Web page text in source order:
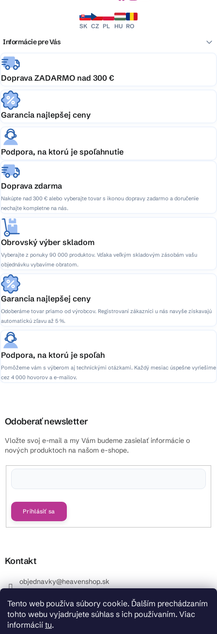
Tento web používa súbory cookie. Ďalším prechádzaním
tohto webu vyjadrujete súhlas s ich používaním. Viac
informácií tu.
SK CZ PL HU RO
Informácie pre Vás
Doprava ZADARMO nad 300 €
Garancia najlepšej ceny
Podpora, na ktorú je spoľahnutie
Doprava zdarma
Nakúpte nad 300 € alebo vyberajte tovar s ikonou dopravy zadarmo a doručenie
nechajte kompletne na nás.
Obrovský výber skladom
Vyberajte z ponuky 90 000 produktov. Vďaka veľkým skladovým zásobám vašu
objednávku vybavíme obratom.
Garancia najlepšej ceny
Odoberáme tovar priamo od výrobcov. Registrovaní zákazníci u nás navyše získavajú
automatickú zľavu až 5 %.
Podpora, na ktorú je spoľah
Pomôžeme vám s výberom aj technickými otázkami. Každý mesiac úspešne vyriešime
cez 4 000 hovorov a e-mailov.
Odoberať newsletter
Vložte svoj e-mail a my Vám budeme zasielať informácie o
nových produktoch na našom e-shope.
Prihlásiť sa
Kontakt
objednavky@heavenshop.sk
_Info objednávky : +421 914 399 399 Pracovné dni od
8.00 hod. do 12.00 . REKLAMÁCIE : +421 914 399 399
HeavenShop.sk